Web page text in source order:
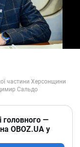
головного —
OBOZ.UA у